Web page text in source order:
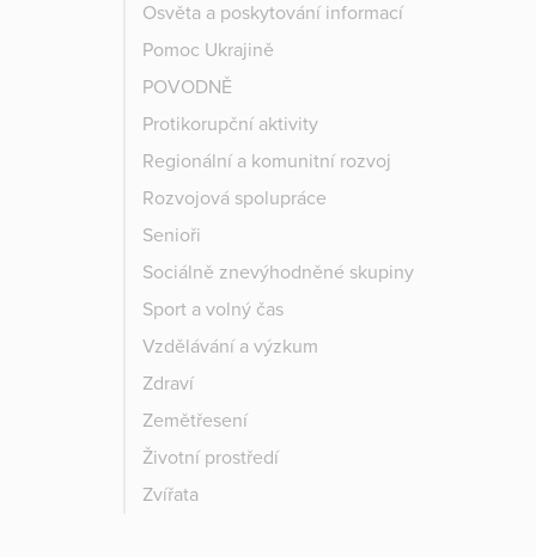
Osvěta a poskytování informací
Pomoc Ukrajině
POVODNĚ
Protikorupční aktivity
Regionální a komunitní rozvoj
Rozvojová spolupráce
Senioři
Sociálně znevýhodněné skupiny
Sport a volný čas
Vzdělávání a výzkum
Zdraví
Zemětřesení
Životní prostředí
Zvířata